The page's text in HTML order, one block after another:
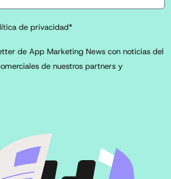
de privacidad*
de App Marketing News con noticias del
de nuestros partners y